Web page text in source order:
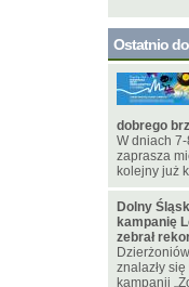
Ostatnio
dobrego
W dniach
zaprasza
kolejny już
Dolny
kampanię
zebrał
znalazły
kampanii